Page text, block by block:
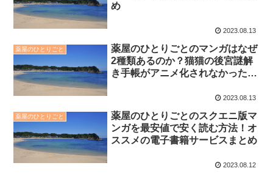
め
2023.08.13
薬屋のひとりごと
薬屋のひとりごとのマンガはなぜ
2種類あるのか？猫猫の後宮謎解
き手帳がアニメ化されなかった理
2023.08.13
薬屋のひとりごと
薬屋のひとりごとのスクエニ版マ
ンガを最安値で安く読む方法！オ
ススメの電子書籍サービスまとめ
2023.08.12